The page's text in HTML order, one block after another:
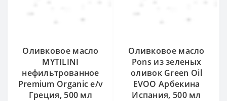
Оливковое масло
MYTILINI
нефильтрованное
Premium Organic e/v
Греция, 500 мл
Оливковое масло
Pons из зеленых
оливок Green Oil
EVOO Арбекина
Испания, 500 мл